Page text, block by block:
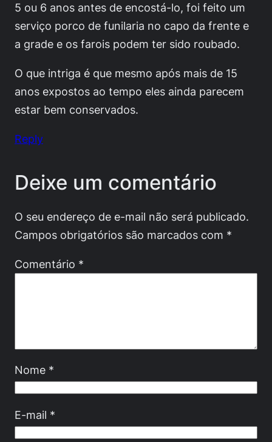
5 ou 6 anos antes de encostá-lo, foi feito um
serviço porco de funilaria no capo da frente e
a grade e os farois podem ter sido roubado.
O que intriga é que mesmo após mais de 15
anos expostos ao tempo eles ainda parecem
estar bem conservados.
Reply
Deixe um comentário
O seu endereço de e-mail não será publicado.
Campos obrigatórios são marcados com *
Comentário *
Nome *
E-mail *